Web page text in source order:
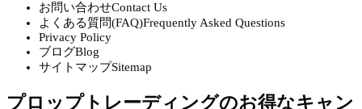
お問い合わせContact Us
よくある質問(FAQ)Frequently Asked Questions
Privacy Policy
ブログBlog
サイトマップSitemap
プロップトレーディングのお得なキャン